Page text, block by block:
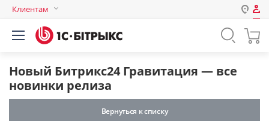
Клиентам
Авторизация
Логин
Новый Битрикс24 Гравитация — все
новинки релиза
Вернуться к списку